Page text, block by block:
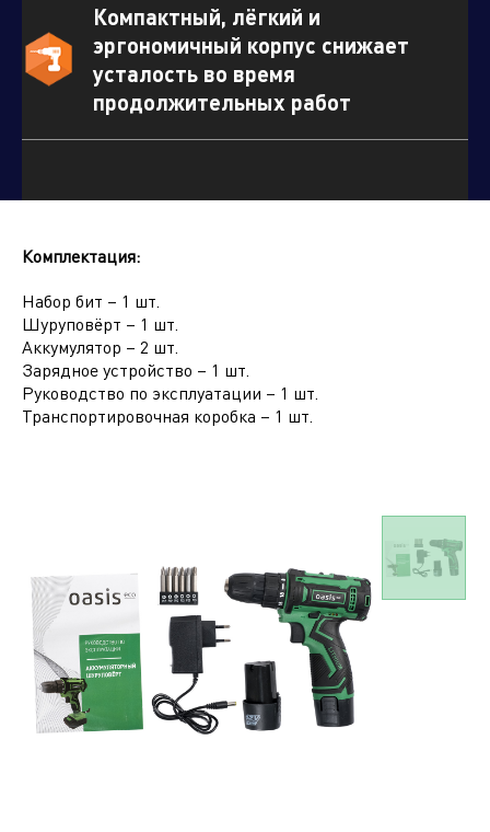
Компактный, лёгкий и
эргономичный корпус снижает
усталость во время
продолжительных работ
Комплектация:
Набор бит – 1 шт.
Шуруповёрт – 1 шт.
Аккумулятор – 2 шт.
Зарядное устройство – 1 шт.
Руководство по эксплуатации – 1 шт.
Транспортировочная коробка – 1 шт.